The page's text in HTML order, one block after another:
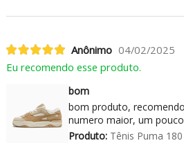
Anônimo 04/02/2025
Eu recomendo esse produto.
bom
bom produto,
numero maior, um
Produto:Tênis Puma 180